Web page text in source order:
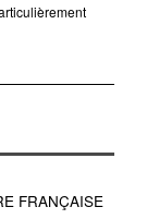
FRANÇAISE